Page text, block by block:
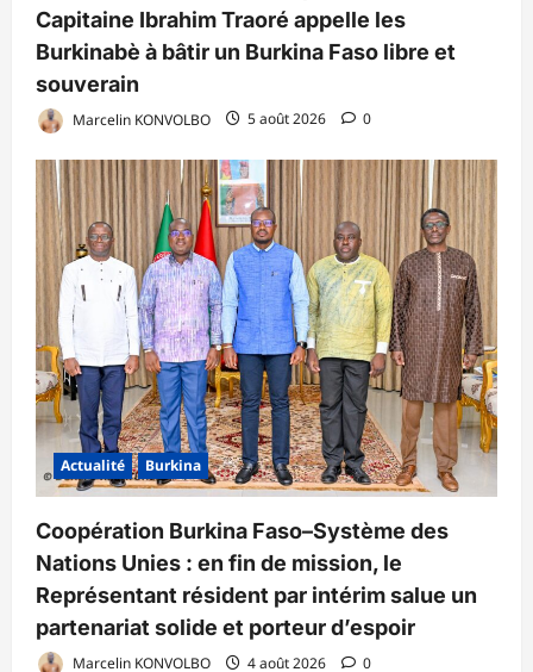
Capitaine Ibrahim Traoré appelle les
Burkinabè à bâtir un Burkina Faso libre et
souverain
Marcelin KONVOLBO 5 août 2026 0
Actualité Burkina
Coopération Burkina Faso–Système des
Nations Unies : en fin de mission, le
Représentant résident par intérim salue un
partenariat solide et porteur d’espoir
Marcelin KONVOLBO 4 août 2026 0